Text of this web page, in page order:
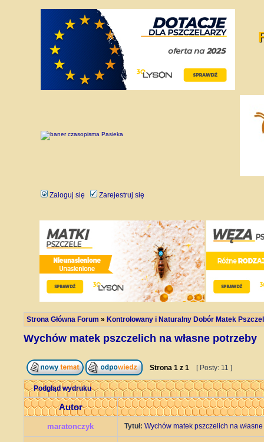
Zaloguj się Zarejestruj się
Strona Główna Forum » Kontrolowany i Naturalny Dobór Matek
Wychów matek pszczelich na własne potrzeby
Strona 1 z 1 [ Posty: 11 ]
Podgląd wydruku
Autor
maratonczyk Tytuł: Wychów matek pszczelich na